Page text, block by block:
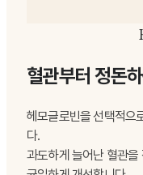
혈관부터 정돈
헤모글로빈을 선택적으
다.
과도하게 늘어난 혈관